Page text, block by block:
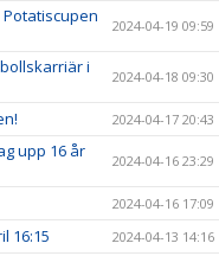
2024-04-19 09:59
i
2024-04-18 09:30
2024-04-17 20:43
upp 16 år
2024-04-16 23:29
2024-04-16 17:09
16:15 2024-04-13 14:16